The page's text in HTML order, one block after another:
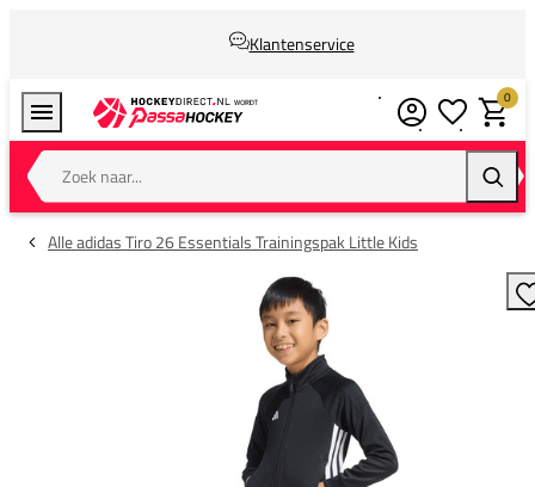
Klantenservice
Zoek naar...
0
Alle adidas Tiro 26 Essentials Trainingspak Little Kids